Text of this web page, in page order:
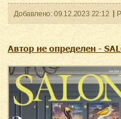
Добавленo: 09.12.2023 22:12
Автор не определен -